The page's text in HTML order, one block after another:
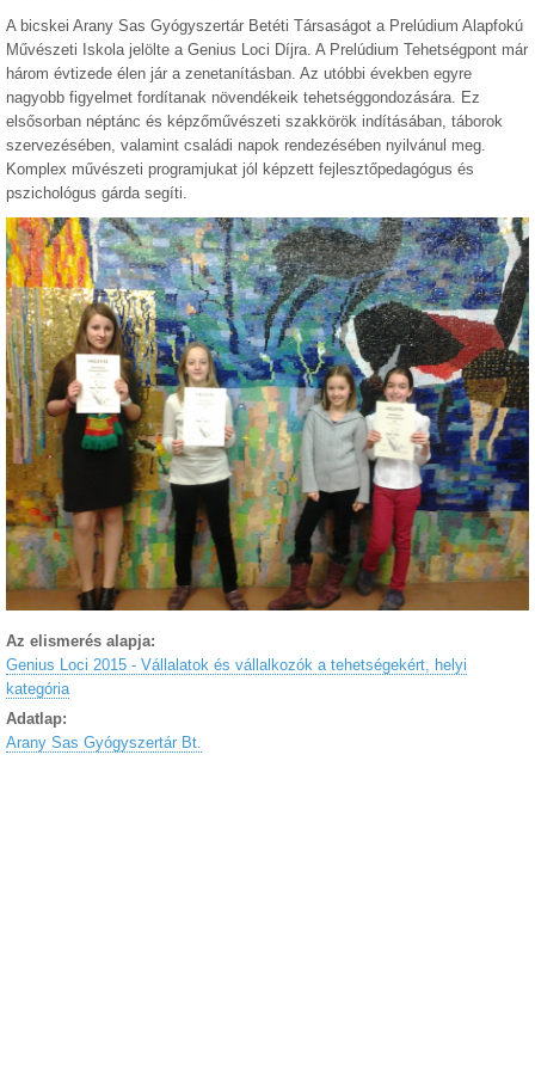
A bicskei Arany Sas Gyógyszertár Betéti Társaságot a Prelúdium Alapfokú
Művészeti Iskola jelölte a Genius Loci Díjra. A Prelúdium Tehetségpont már
három évtizede élen jár a zenetanításban. Az utóbbi években egyre
nagyobb figyelmet fordítanak növendékeik tehetséggondozására. Ez
elsősorban néptánc és képzőművészeti szakkörök indításában, táborok
szervezésében, valamint családi napok rendezésében nyilvánul meg.
Komplex művészeti programjukat jól képzett fejlesztőpedagógus és
pszichológus gárda segíti.
Az elismerés alapja:
Genius Loci 2015 - Vállalatok és vállalkozók a tehetségekért, helyi
kategória
Adatlap:
Arany Sas Gyógyszertár Bt.